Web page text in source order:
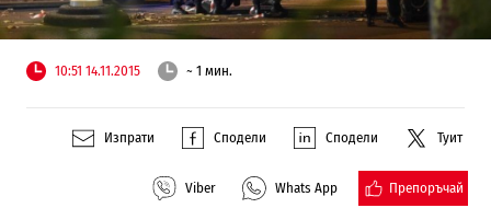
10:51 14.11.2015 ~ 1 мин.
Изпрати Сподели Сподели Туит
Viber Whats App Препоръчай